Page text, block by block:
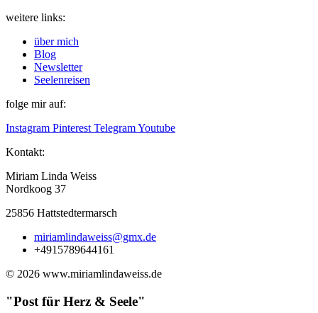
weitere links:
über mich
Blog
Newsletter
Seelenreisen
folge mir auf:
Instagram Pinterest TelegramYoutube
Kontakt:
Miriam Linda Weiss
Nordkoog 37
25856 Hattstedtermarsch
miriamlindaweiss@gmx.de
+4915789644161
© 2026 www.miriamlindaweiss.de
"Post für Herz & Seele"